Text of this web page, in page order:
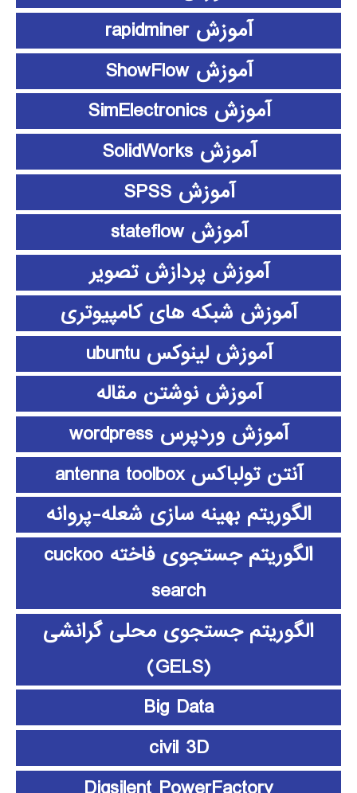
آموزش rapidminer
آموزش ShowFlow
آموزش SimElectronics
آموزش SolidWorks
آموزش SPSS
آموزش stateflow
آموزش پردازش تصویر
آموزش شبکه های کامپیوتری
آموزش لینوکس ubuntu
آموزش نوشتن مقاله
آموزش وردپرس wordpress
آنتن تولباکس antenna toolbox
الگوریتم بهینه سازی شعله-پروانه
الگوریتم جستجوی فاخته cuckoo
search
الگوریتم جستجوی محلی گرانشی
(GELS)
Big Data
civil 3D